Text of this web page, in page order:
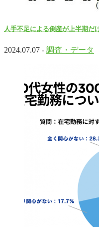
人手不足による倒産が上半期だ
2024.07.07 - 調査・データ